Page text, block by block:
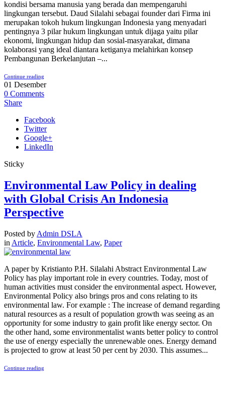
kondisi bersama manusia yang berada dan mempengaruhi
lingkungan tersebut. Daud Silalahi sebagai founder dari Firma ini
merupakan tokoh hukum lingkungan Indonesia yang menyadari
pentingnya 3 pilar hukum lingkungan untuk dijaga yaitu pilar
ekonomi, lingkungan hidup dan sosial-masyarakat, dimana
kolaborasi yang ideal diantara ketiganya melahirkan konsep
Pembangunan Berkelanjutan –...
Continue reading
01 Desember
0 Comments
Share
Facebook
Twitter
Google+
LinkedIn
Sticky
Environmental Law Policy in dealing
with Global Crisis An Indonesia
Perspective
Posted by Admin DSLA
in Article, Environmental Law, Paper
A paper by Kristianto P.H. Silalahi Abstract Environmental Law
Policy has play important role in every countries. Today, most of
human activities must consider the environmental aspect. However,
Environmental Policy also brings pros and cons relating to its
environmental law. For example : The increase of demand regarding
natural resources as a result of population growth was seeing as an
opportunity for some industry to gain profit like energy sector. On
the other hand, some environmentalist wants better policy to control
the use of energy especially the unrenewable ones. Energy demand
is projected to grow at least 50 per cent by 2030. This assumes...
Continue reading